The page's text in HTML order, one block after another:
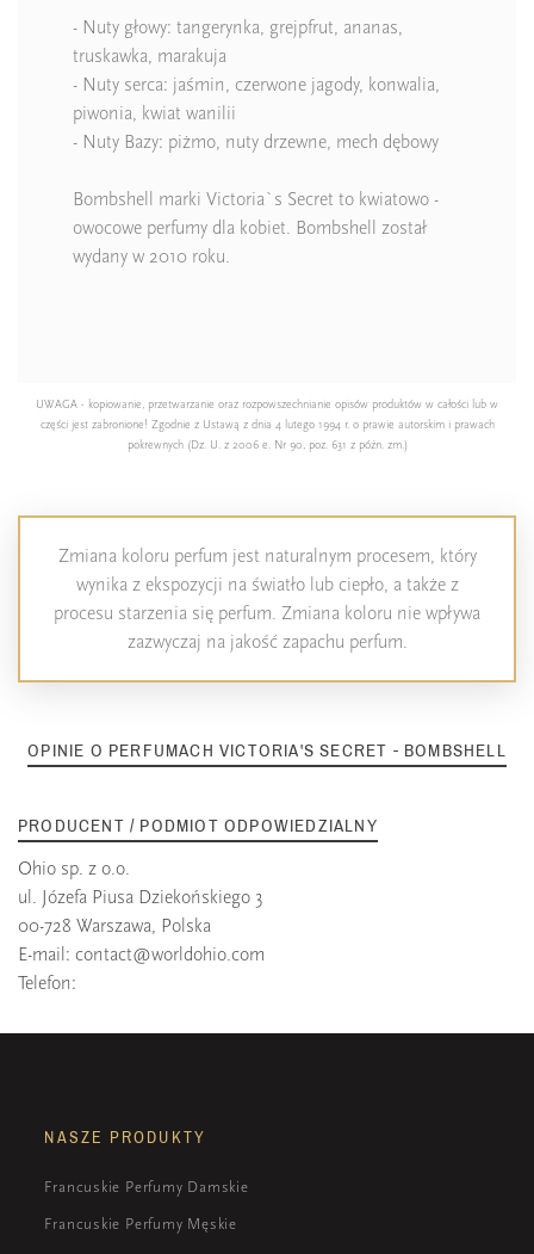
- Nuty głowy: tangerynka, grejpfrut, ananas,
truskawka, marakuja
- Nuty serca: jaśmin, czerwone jagody, konwalia,
piwonia, kwiat wanilii
- Nuty Bazy: piżmo, nuty drzewne, mech dębowy
Bombshell marki Victoria`s Secret to kwiatowo -
owocowe perfumy dla kobiet. Bombshell został
wydany w 2010 roku.
UWAGA - kopiowanie, przetwarzanie oraz rozpowszechnianie opisów produktów w całości lub w
części jest zabronione! Zgodnie z Ustawą z dnia 4 lutego 1994 r. o prawie autorskim i prawach
pokrewnych (Dz. U. z 2006 e. Nr 90, poz. 631 z późn. zm.)
Zmiana koloru perfum jest naturalnym procesem, który
wynika z ekspozycji na światło lub ciepło, a także z
procesu starzenia się perfum. Zmiana koloru nie wpływa
zazwyczaj na jakość zapachu perfum.
OPINIE O PERFUMACH VICTORIA'S SECRET - BOMBSHELL
PRODUCENT / PODMIOT ODPOWIEDZIALNY
Ohio sp. z o.o.
ul. Józefa Piusa Dziekońskiego 3
00-728 Warszawa, Polska
E-mail: contact@worldohio.com
Telefon:
NASZE PRODUKTY
Francuskie Perfumy Damskie
Francuskie Perfumy Męskie